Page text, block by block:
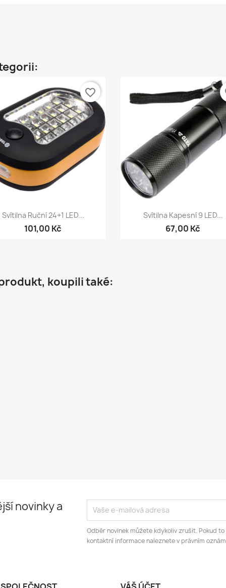
Rychlý náhled
Svítilna Ruční 24+1 LED...
101,00 Kč
favorite_border
Rychlý náhled
Svítilna Kapesní 9 LED...
67,00 Kč
koupili také:
novinky a
Odběr novinek můžete kdykoliv zrušit. Pokud
kontaktní informace naleznete v právním